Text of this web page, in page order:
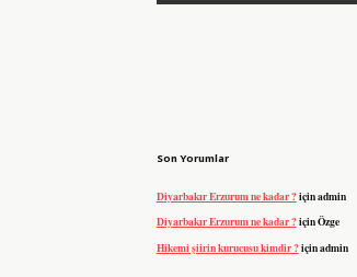
Son Yorumlar
Diyarbakır Erzurum ne kadar ?içinadmin
Diyarbakır Erzurum ne kadar ?içinÖzge
Hikemi şiirin kurucusu kimdir ?içinadmin